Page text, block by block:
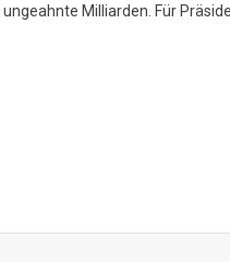
Milliarden. Für